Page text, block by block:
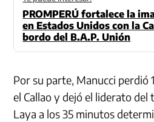
PROMPERÚ fortalece la
en Estados Unidos con la
bordo del B.A.P. Unión
Por su parte, Manucci perdió
el Callao y dejó el liderato
Laya a los 35 minutos